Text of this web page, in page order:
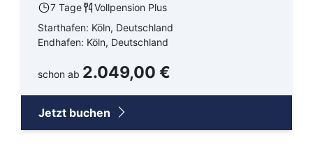
7 Tage
Vollpension Plus
Starthafen: Köln, Deutschland
Endhafen: Köln, Deutschland
schon ab 2.049,00 €
Jetzt buchen